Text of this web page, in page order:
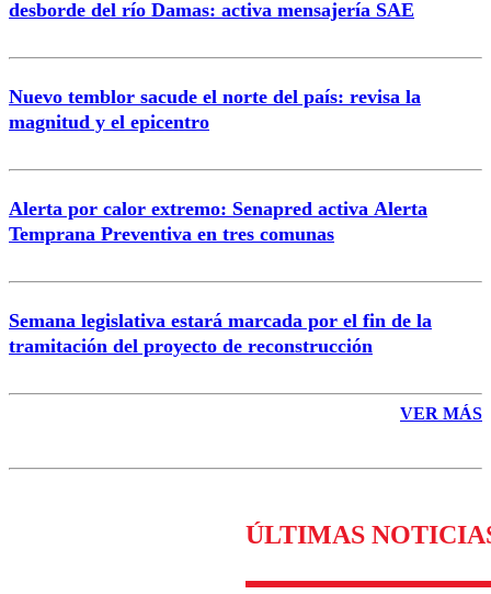
desborde del río Damas: activa mensajería SAE
Nuevo temblor sacude el norte del país: revisa la
magnitud y el epicentro
Alerta por calor extremo: Senapred activa Alerta
Temprana Preventiva en tres comunas
Semana legislativa estará marcada por el fin de la
tramitación del proyecto de reconstrucción
VER MÁS
ÚLTIMAS